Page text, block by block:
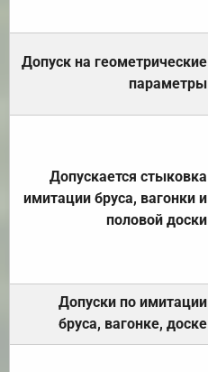
Допуск на геометрические
параметры
Допускается стыковка
имитации бруса, вагонки и
половой доски
Допуски по имитации
бруса, вагонке, доске